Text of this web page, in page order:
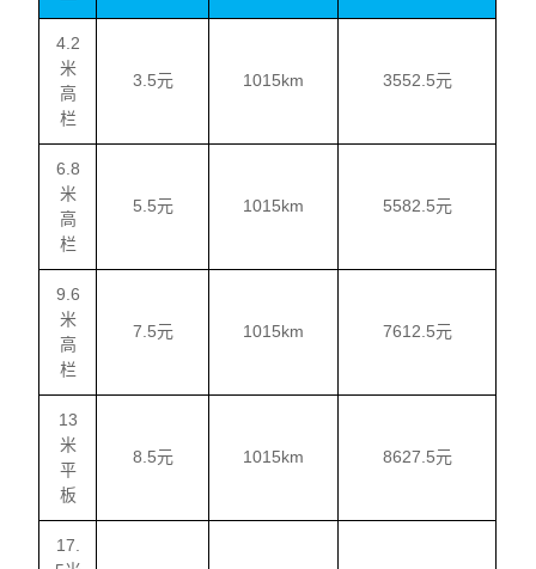
4.2
米
高
栏
3.5元 1015km 3552.5元
6.8
米
高
栏
5.5元 1015km 5582.5元
9.6
米
高
栏
7.5元 1015km 7612.5元
13
米
平
板
8.5元 1015km 8627.5元
17.